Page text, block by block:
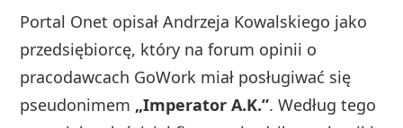
Portal Onet opisał Andrzeja Kowalskiego jako
przedsiębiorcę, który na forum opinii o
pracodawcach GoWork miał posługiwać się
pseudonimem „Imperator A.K.”. Według tego